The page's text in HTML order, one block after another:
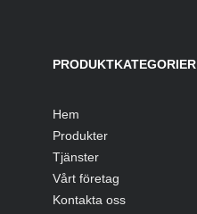
PRODUKTKATEGORIER
Hem
Produkter
Tjänster
Vårt företag
Kontakta oss